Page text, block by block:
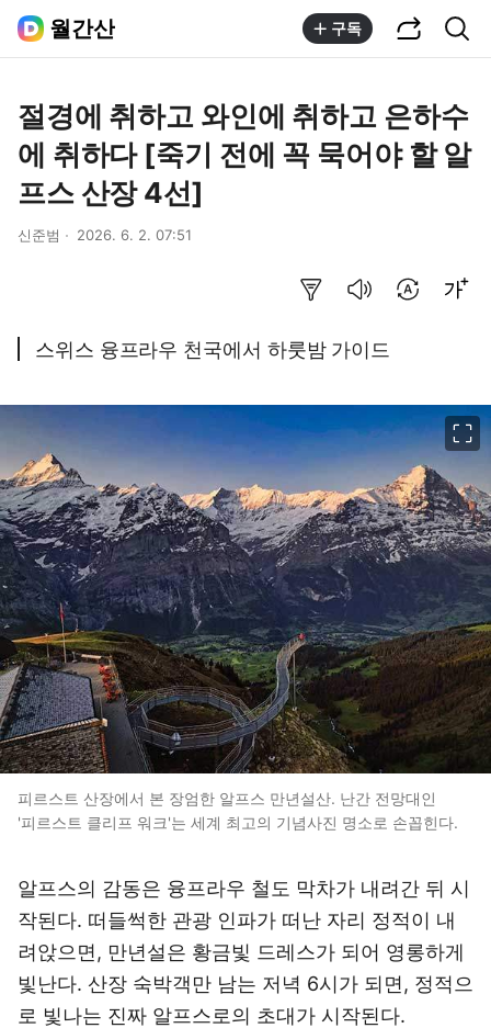
월간산 구독
절경에 취하고 와인에 취하고 은하수
에 취하다 [죽기 전에 꼭 묵어야 할 알
프스 산장 4선]
신준범 2026. 6. 2. 07:51
스위스 융프라우 천국에서 하룻밤 가이드
피르스트 산장에서 본 장엄한 알프스 만년설산. 난간 전망대인
'피르스트 클리프 워크'는 세계 최고의 기념사진 명소로 손꼽힌다.
알프스의 감동은 융프라우 철도 막차가 내려간 뒤 시
작된다. 떠들썩한 관광 인파가 떠난 자리 정적이 내
려앉으면, 만년설은 황금빛 드레스가 되어 영롱하게
빛난다. 산장 숙박객만 남는 저녁 6시가 되면, 정적으
로 빛나는 진짜 알프스로의 초대가 시작된다.